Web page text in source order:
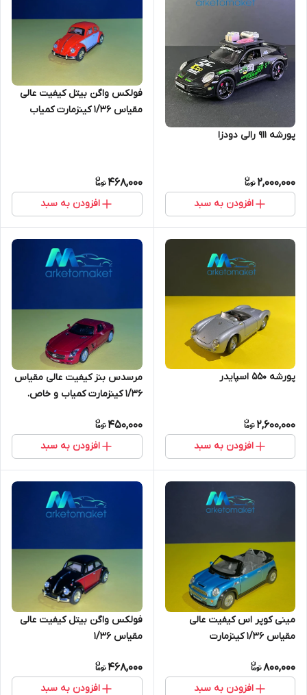
پورشه ۹۱۱ رالی دودزا
2,000,000
افزودن به سبد
فولکس واگن بیتل کیفیت عالی
مقیاس ۱/۳۶ کینزمارت کمیاب
468,000
افزودن به سبد
پورشه ۵۵۰ اسپایدر
2,600,000
افزودن به سبد
مرسدس بنز کیفیت عالی مقیاس
۱/۳۶ کینزمارت کمیاب و خاص.
450,000
افزودن به سبد
مینی کوپر اس کیفیت عالی
مقیاس ۱/۳۶ کینزمارت
800,000
افزودن به سبد
فولکس واگن بیتل کیفیت عالی
مقیاس ۱/۳۶
468,000
افزودن به سبد